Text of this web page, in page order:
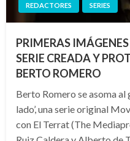
REDACTORES SERIES
PRIMERAS
SERIE CREADA Y
BERTO ROMERO
Berto Romero se asoma al
lado’, una serie original
con El Terrat (The